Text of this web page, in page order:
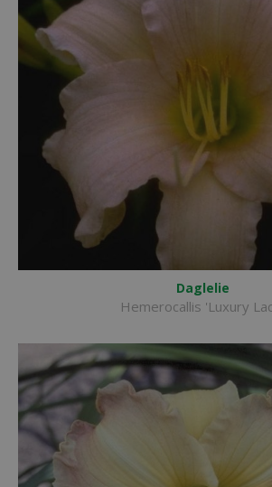
Daglelie
Hemerocallis 'Luxury